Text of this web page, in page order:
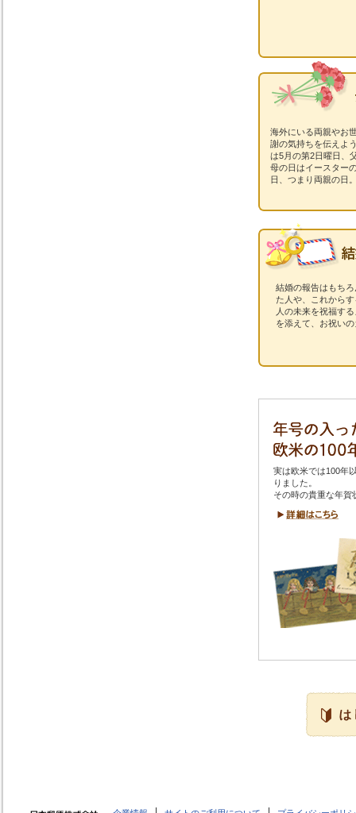
海外にいる両親やお
謝の気持ちを伝えよ
は5月の第2日曜日、
母の日はイースター
日、つまり両親の日
結婚の報告はもち
た人や、これから
人の未来を祝福す
を添えて、お祝い
実は欧米では100年
りました。
その時の貴重な年賀